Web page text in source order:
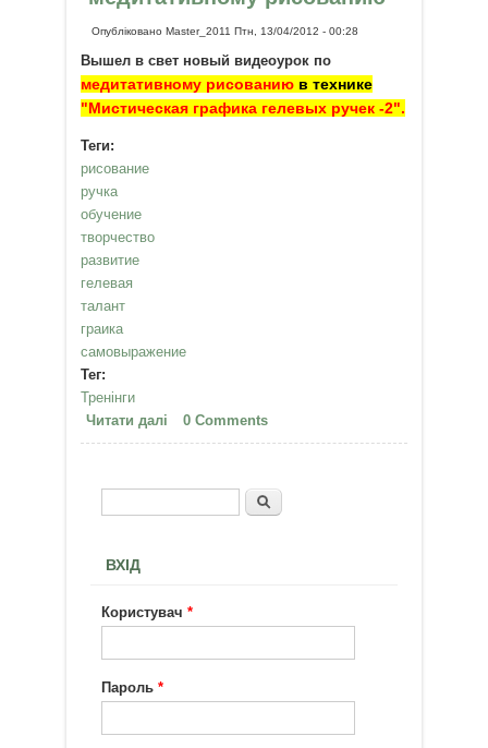
ОпублікованоMaster_2011 Птн, 13/04/2012 - 00:28
Вышел в свет новый видеоурок по
медитативному рисованию в технике
"Мистическая графика гелевых ручек -2".
Теги:
рисование
ручка
обучение
творчество
развитие
гелевая
талант
граика
самовыражение
Тег:
Тренінги
Читати далі про Новый видеоурок по
медитативному рисованию
0 Comments
Пошукова форма
Пошук
ВХІД
Користувач*
Пароль*